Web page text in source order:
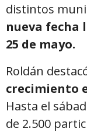
distintos
nueva fecha
25 de mayo.
Roldán
crecimiento
Hasta el
de 2.500